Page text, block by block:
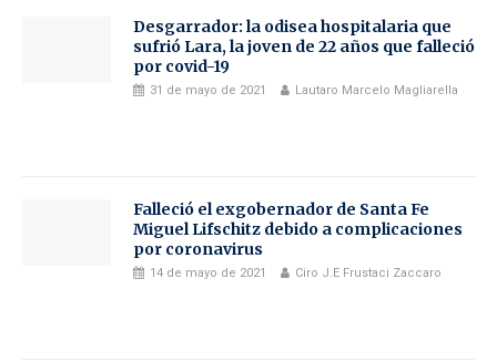
Desgarrador: la odisea hospitalaria que
sufrió Lara, la joven de 22 años que falleció
por covid-19
31 de mayo de 2021 Lautaro Marcelo Magliarella
Falleció el exgobernador de Santa Fe
Miguel Lifschitz debido a complicaciones
por coronavirus
14 de mayo de 2021 Ciro J.E Frustaci Zaccaro